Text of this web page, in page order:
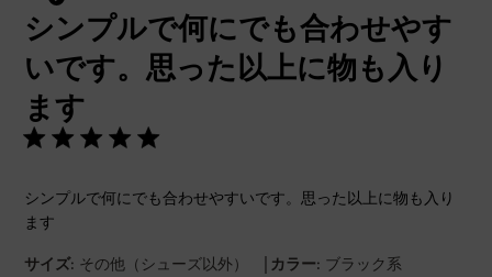
シンプルで何にでも合わせやす
いです。思った以上に物も入り
ます
シンプルで何にでも合わせやすいです。思った以上に物も入り
ます
サイズ: その他（シューズ以外） | カラー: ブラック系